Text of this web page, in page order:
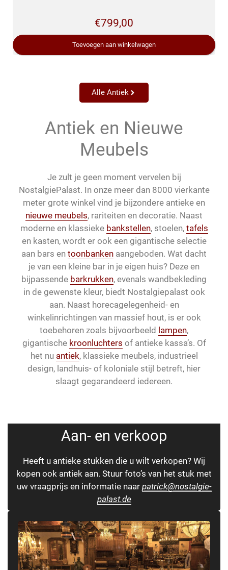
€799,00
Toevoegen aan winkelwagen
Alle Antiek
Antiek en Nieuwe
Meubels
Je zult je geen moment vervelen bij
NostalgiePalast. In onze meer dan 8000 vierkante
meter grote winkel vind je bijzondere antieke en
nieuwe meubels, rariteiten en decoratie. Naast
moderne en klassieke bankstellen, stoelen, tafels
en kasten, wordt er ook een gigantische selectie
aan bars en toonbanken aangeboden. Wat dacht
je van een kleine bar in je eigen huis? Deze en
bijpassende barkrukken, evenals wandbekleding
in de gewenste kleur, biedt Nostalgiepalast ook
aan. Naast horecagelegenheid- en
winkelinrichtingen van massief hout, is er ook
toebehoren zoals bijvoorbeeld lampen,
gigantische kroonluchters of antieke kassa’s. Of
het nu antiek, klassieke meubels, industrieel
design, landhuis- of koloniale stijl betreft, hier
slaagt gegarandeerd iedereen.
Aan- en verkoop
Heeft u antieke stukken die u wilt verkopen? Wij
kopen ook antiek aan. Stuur foto’s van het stuk met
uw vraagprijs en informatie naar patrick@nostalgie-
palast.de